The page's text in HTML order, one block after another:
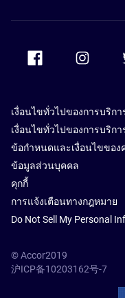
Accor Facebook
เงื่อนไขทั่วไปของการบริกา
เงื่อนไขทั่วไปของการบริกา
ข้อกำหนดและเงื่อนไขของ
ข้อมูลส่วนบุคคล
คุกกี้
การแจ้งเตือนทางกฎหมาย
Do Not Sell My Personal
© Accor2019
沪ICP备10203162号-7